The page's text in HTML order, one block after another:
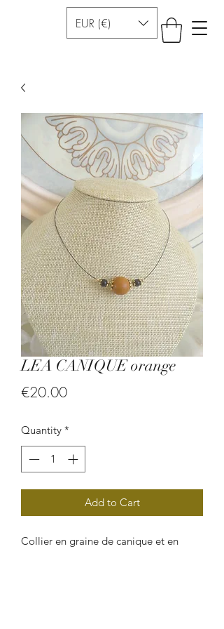
EUR (€)
LEA CANIQUE orange
€20.00Price
Quantity *
Add to Cart
Collier en graine de canique et en